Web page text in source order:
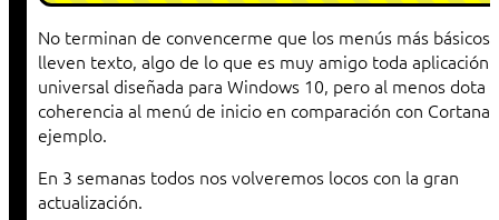
No terminan de convencerme que los menús más básicos
lleven texto, algo de lo que es muy amigo toda aplicación
universal diseñada para Windows 10, pero al menos dota
coherencia al menú de inicio en comparación con
ejemplo.
En 3 semanas todos nos volveremos locos con la gran
actualización.